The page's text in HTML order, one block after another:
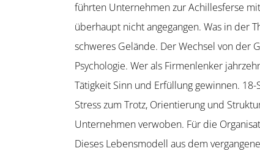
führten Unternehmen zur Achil­les­ferse
überhaupt nicht angegangen. Was in der
schweres Gelände. Der Wechsel von der
Psycho­logie. Wer als Firmen­lenker
Tätigkeit Sinn und Erfüllung gewinnen.
Stress zum Trotz, Orientierung und
Unternehmen verwoben. Für die
Dieses Lebens­modell aus dem